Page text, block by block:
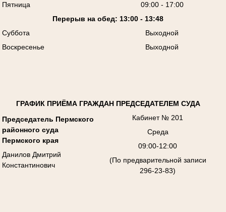
Пятница
09:00 - 17:00
Перерыв на обед: 13:00 - 13:48
Суббота
Выходной
Воскресенье
Выходной
ГРАФИК ПРИЁМА ГРАЖДАН ПРЕДСЕДАТЕЛЕМ СУДА
Председатель Пермского
районного суда
Пермского края
Данилов Дмитрий
Константинович
Кабинет № 201
Среда
09:00-12:00
(По предварительной записи
296-23-83)